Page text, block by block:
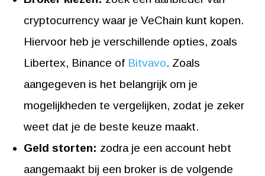
cryptocurrency waar je VeChain kunt kopen.
Hiervoor heb je verschillende opties, zoals
Libertex, Binance of Bitvavo. Zoals
aangegeven is het belangrijk om je
mogelijkheden te vergelijken, zodat je zeker
weet dat je de beste keuze maakt.
Geld storten: zodra je een account hebt
aangemaakt bij een broker is de volgende